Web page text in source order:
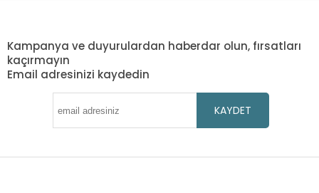
Kampanya ve duyurulardan haberdar olun, fırsatları
kaçırmayın
Email adresinizi kaydedin
KAYDET